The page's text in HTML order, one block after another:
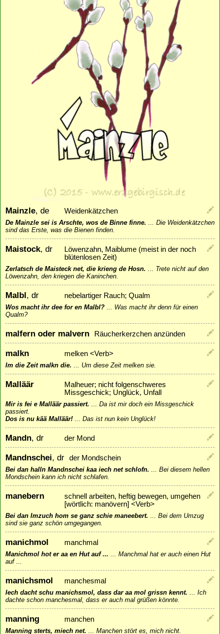
Mainzle, de Weidenkätzchen
De Mainzle sei is Arschte, wos de Binne finne.
Die Weidenkätzchen
sind das Erste, was die Bienen finden.
Maistock, dr
Löwenzahn, Maiblume (meist in der noch
blütenlosen Zeit)
Zerlatsch de Maisteck net, die krieng de Hosn.
Trete nicht auf den
Löwenzahn, den kriegen die Kaninchen.
Malbl, dr nebelartiger Rauch; Qualm
Wos macht ihr dee for en Malbl?
Was macht ihr denn für einen
Qualm?
malfern oder malvern Räucherkerzchen anzünden
malkn melken <Verb>
Im die Zeit malkn die. Um diese Zeit melken sie.
Malläär
Malheuer; nicht folgenschweres
Missgeschick; Unglück, Unfall
Mir is fei e Malläär passiert.
Da ist mir doch ein Missgeschick
passiert.
Dos is nu kää Malläär!
Das ist nun kein Unglück!
Mandn, dr der Mond
Mandnschei, dr der Mondschein
Bei dan halln Mandnschei kaa iech net schlofn.
Bei diesem hellen
Mondschein kann ich nicht schlafen.
manebern
schnell arbeiten, heftig bewegen, umgehen
[wörtlich: manövern] <Verb>
Bei dan Imzuch hom se ganz schie maneebert.
Bei dem Umzug
sind sie ganz schön umgegangen.
manichmol manchmal
Manichmol hot er aa en Hut auf ...
Manchmal hat er auch einen Hut
auf ...
manichsmol manchesmal
Iech dacht schu manichsmol, dass dar aa mol grissn kennt.
Ich
dachte schon manchesmal, dass er auch mal grüßen könnte.
manning manchen
Manning sterts, miech net. Manchen stört es, mich nicht.